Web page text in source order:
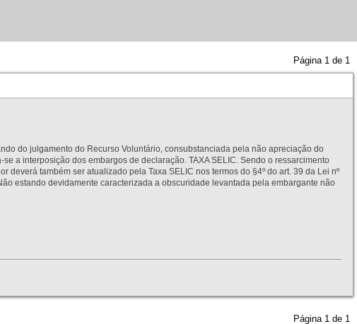
Página 1 de 1
do julgamento do Recurso Voluntário, consubstanciada pela não apreciação do
a interposição dos embargos de declaração. TAXA SELIC. Sendo o ressarcimento
também ser atualizado pela Taxa SELIC nos termos do §4º do art. 39 da Lei nº
estando devidamente caracterizada a obscuridade levantada pela embargante não
Página 1 de 1